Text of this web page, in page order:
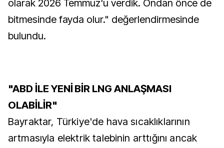
olarak 2026 Temmuz'u verdik. Ondan önce de
bitmesinde fayda olur." değerlendirmesinde
bulundu.
"ABD İLE YENİ BİR LNG ANLAŞMASI
OLABİLİR"
Bayraktar, Türkiye'de hava sıcaklıklarının
artmasıyla elektrik talebinin arttığını ancak